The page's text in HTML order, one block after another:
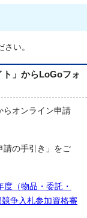
い。
ト」からLoGoフォ
オンライン申請
の手引き」をご
（物品・委託・
争入札参加資格審